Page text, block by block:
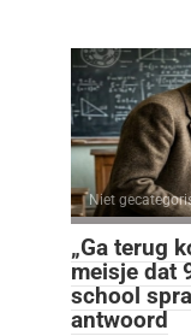
Niet
„Ga terug
meisje dat
school
antwoord